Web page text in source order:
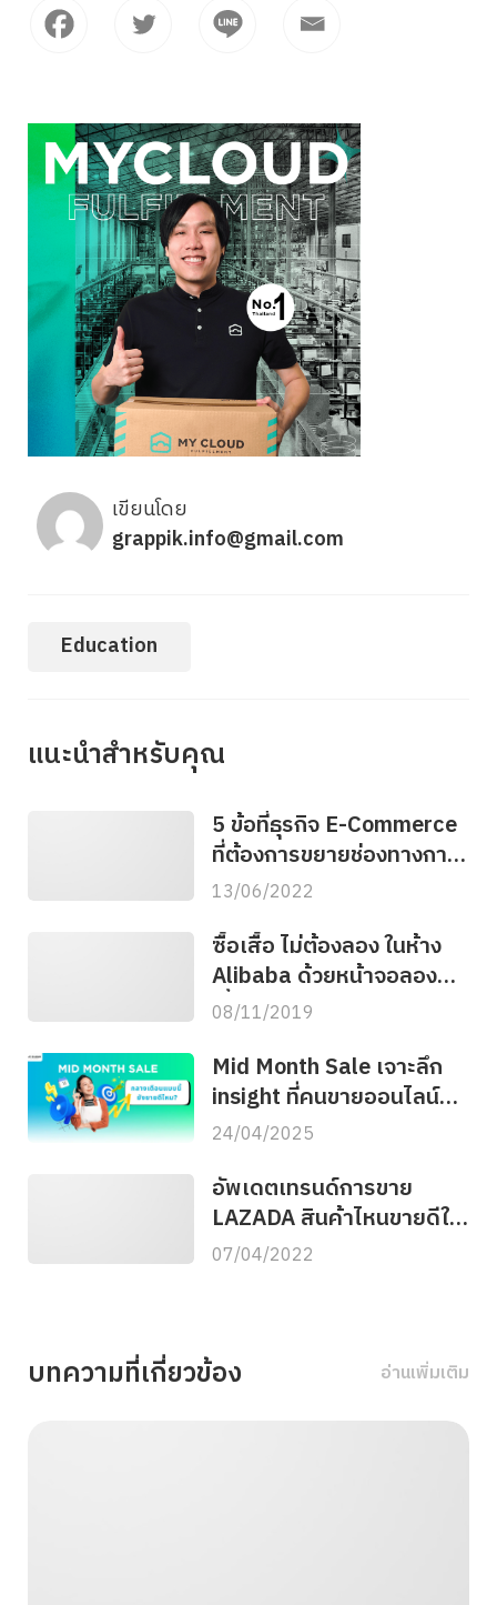
เขียนโดย
grappik.info@gmail.com
Education
แนะนำสำหรับคุณ
5 ข้อที่ธุรกิจ E-Commerce
ที่ต้องการขยายช่องทางการ
ขายควรรู้
13/06/2022
ซื้อเสื้อ ไม่ต้องลอง ในห้าง
Alibaba ด้วยหน้าจอลอง
เสื้อ
08/11/2019
Mid Month Sale เจาะลึก
insight ที่คนขายออนไลน์
ต้องรู้ !
24/04/2025
อัพเดตเทรนด์การขาย
LAZADA สินค้าไหนขายดีใน
ปี 2022
07/04/2022
บทความที่เกี่ยวข้อง อ่านเพิ่มเติม